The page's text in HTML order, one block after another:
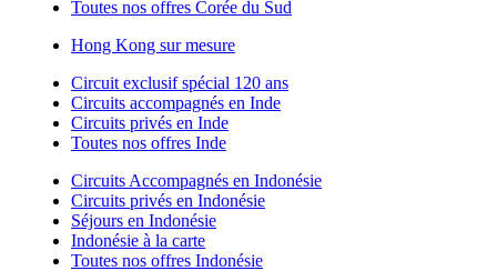
Toutes nos offres Corée du Sud
Hong Kong sur mesure
Circuit exclusif spécial 120 ans
Circuits accompagnés en Inde
Circuits privés en Inde
Toutes nos offres Inde
Circuits Accompagnés en Indonésie
Circuits privés en Indonésie
Séjours en Indonésie
Indonésie à la carte
Toutes nos offres Indonésie